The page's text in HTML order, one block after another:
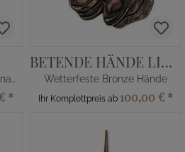
Alu/Edelstahl Grabkreuz Ornament
*
BETENDE HÄNDE LINKS
Wetterfeste Bronze Hände
Ihr Komplettpreis ab 100,00 € *